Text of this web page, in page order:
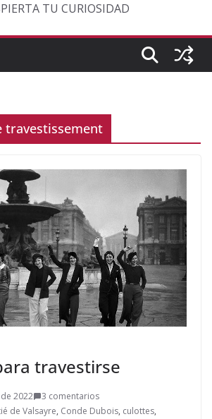
TU CURIOSIDAD
travestissement
travestirse
2022
3 comentarios
de Valsayre, Conde Dubois, culottes,